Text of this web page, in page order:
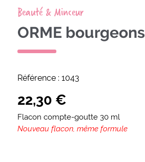
Beauté & Minceur
ORME bourgeons
22,30 €
Flacon compte-goutte 30 ml
Nouveau flacon, même formule
Référence : 1043